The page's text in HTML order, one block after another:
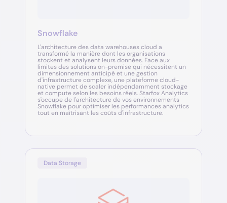
Snowflake
L'architecture des data warehouses cloud a
transformé la manière dont les organisations
stockent et analysent leurs données. Face aux
limites des solutions on-premise qui nécessitent un
dimensionnement anticipé et une gestion
d'infrastructure complexe, une plateforme cloud-
native permet de scaler indépendamment stockage
et compute selon les besoins réels. Starfox Analytics
s'occupe de l'architecture de vos environnements
Snowflake pour optimiser les performances analytics
tout en maîtrisant les coûts d'infrastructure.
Data Storage